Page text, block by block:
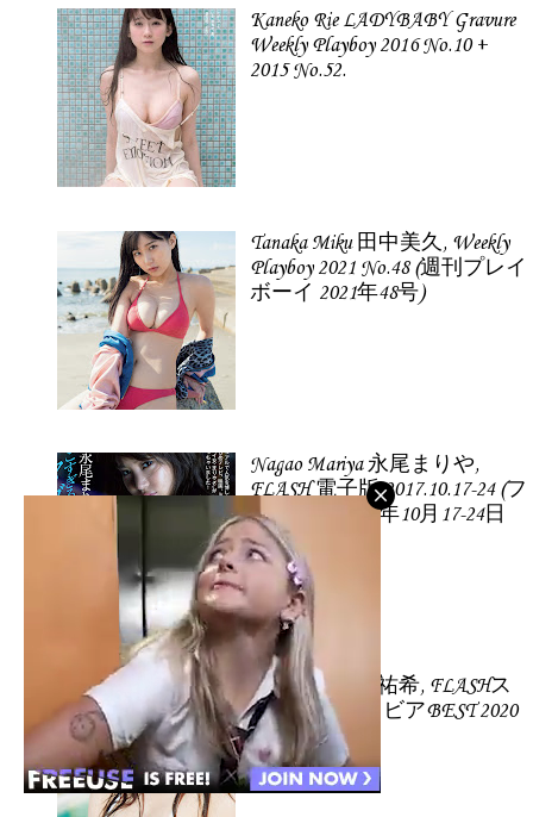
Kaneko Rie LADYBABY Gravure
Weekly Playboy 2016 No.10 +
2015 No.52.
Tanaka Miku 田中美久, Weekly
Playboy 2021 No.48 (週刊プレイ
ボーイ 2021年48号)
Nagao Mariya 永尾まりや,
FLASH 電子版 2017.10.17-24 (フ
ラッシュ 2017年10月17-24日
号)
Yoda Yuki 与田祐希, FLASHス
ペシャル グラビアBEST 2020
年早春号